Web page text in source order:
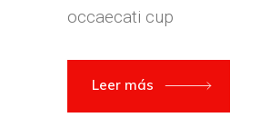
occaecati cup
Leer más